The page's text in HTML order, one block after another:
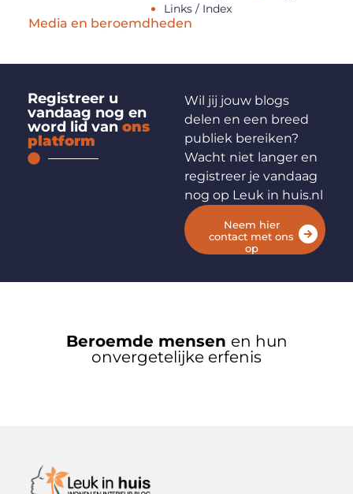
Links / Index
Media en beroemdheden
Registreer u
vandaag nog en
word lid van ons
platform
Wil jij jouw blogs
delen en een breed
publiek bereiken?
Wacht niet langer en
registreer je vandaag
nog op Leuk in huis.nl
Neem hier
contact met ons
op
Beroemde mensen en hun
onvergetelijke erfenis